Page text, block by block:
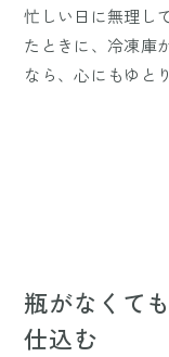
忙しい日に無理し
たときに、冷凍庫
なら、心にもゆと
瓶がなくて
仕込む